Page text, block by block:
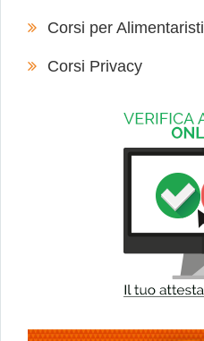
Corsi per Alimentaristi
Corsi Privacy